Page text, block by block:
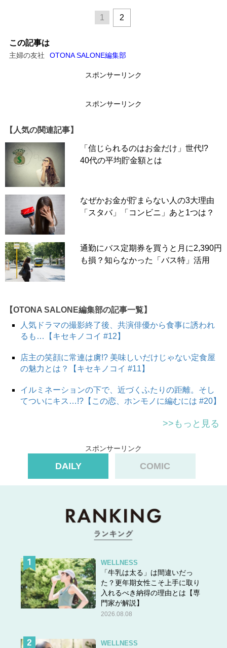
1 2
この記事は
主婦の友社 OTONA SALONE編集部
スポンサーリンク
スポンサーリンク
【人気の関連記事】
「信じられるのはお金だけ」世代!?
40代の平均貯金額とは
なぜかお金が貯まらない人の3大理由
「スタバ」「コンビニ」あと1つは？
通勤にバス定期券を買うと月に2,390円
も損？知らなかった「バス特」活用
【OTONA SALONE編集部の記事一覧】
人気ドラマの撮影終了後、共演俳優から食事に誘われ
るも…【キセキノコイ #12】
店主の笑顔に常連は虜!? 美味しいだけじゃない定食屋
の魅力とは？【キセキノコイ #11】
イルミネーションの下で、近づくふたりの距離。そし
てついにキス…!?【この恋、ホンモノに編むには #20】
>>もっと見る
スポンサーリンク
DAILY COMIC
WELLNESS
「牛乳は太る」は間違いだっ
た？更年期女性こそ上手に取り
入れるべき納得の理由とは【専
門家が解説】
2026.08.08
WELLNESS